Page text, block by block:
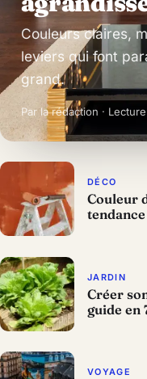
Couleurs claires,
leviers qui font
grand.
Par la rédaction ·
DÉCO
Couleur
JARDIN
Créer
guide en
VOYAGE